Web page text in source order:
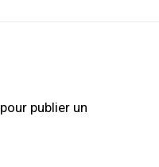
pour publier un